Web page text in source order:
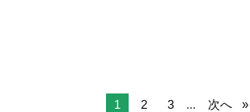
1 2 3 ... 次へ